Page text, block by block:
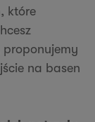
które
proponujemy
na basen